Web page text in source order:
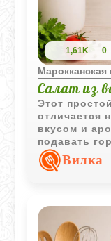
1,61K 0
Марокканская
Салат из
Этот
отличается
вкусом и
подавать
полностью
вариант
Вилка